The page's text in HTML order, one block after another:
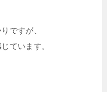
ですが、
ています。